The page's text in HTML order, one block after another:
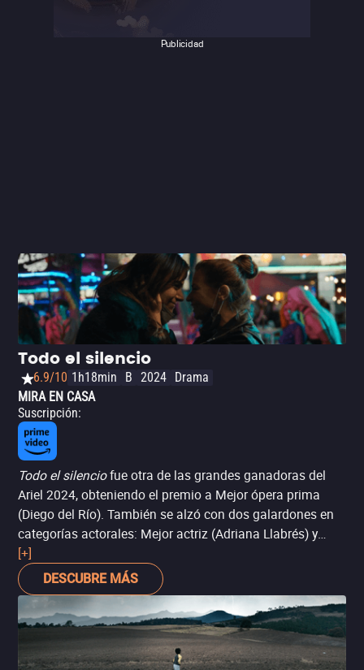
Publicidad
Todo el silencio
6.9/10 1h18min B 2024 Drama
MIRA EN CASA
Suscripción:
Todo el silenciofue otra de las grandes ganadoras del
Ariel 2024, obteniendo el premio a Mejor ópera prima
(Diego del Río). También se alzó con dos galardones en
categorías actorales: Mejor actriz (Adriana Llabrés) y
empate en Mejor coactuación femenina (Ludwika Paleta),
además de Mejor sonido.
[+]
DESCUBRE MÁS